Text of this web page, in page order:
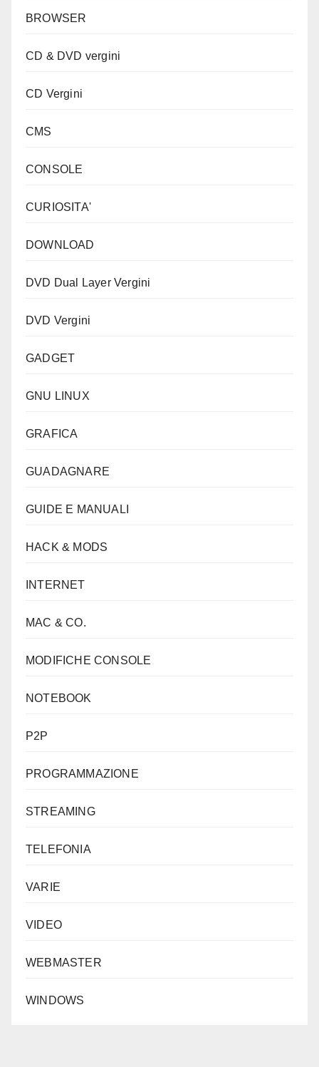
BROWSER
CD & DVD vergini
CD Vergini
CMS
CONSOLE
CURIOSITA'
DOWNLOAD
DVD Dual Layer Vergini
DVD Vergini
GADGET
GNU LINUX
GRAFICA
GUADAGNARE
GUIDE E MANUALI
HACK & MODS
INTERNET
MAC & CO.
MODIFICHE CONSOLE
NOTEBOOK
P2P
PROGRAMMAZIONE
STREAMING
TELEFONIA
VARIE
VIDEO
WEBMASTER
WINDOWS